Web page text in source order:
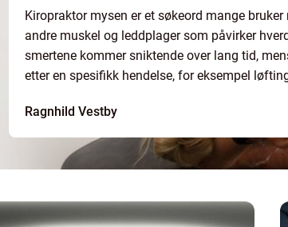
Kiropraktor mysen er et søkeord mange
andre muskel og leddplager som påvirker
smertene kommer sniktende over lang tid,
etter en spesifikk hendelse, for eksempel
Ragnhild Vestby